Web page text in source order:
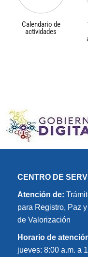
Calendario de
actividades
CENTRO DE
Atención de:
para Registro, Paz
de Valorización
Horario de
jueves: 8:00 a.m. a